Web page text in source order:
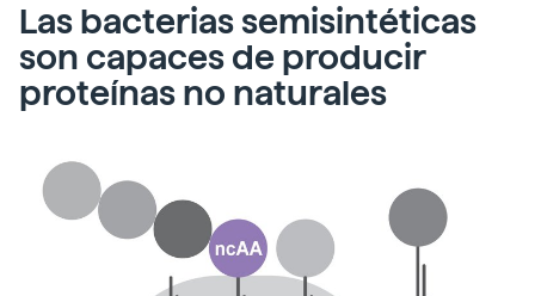
Las bacterias semisintéticas
son capaces de producir
proteínas no naturales